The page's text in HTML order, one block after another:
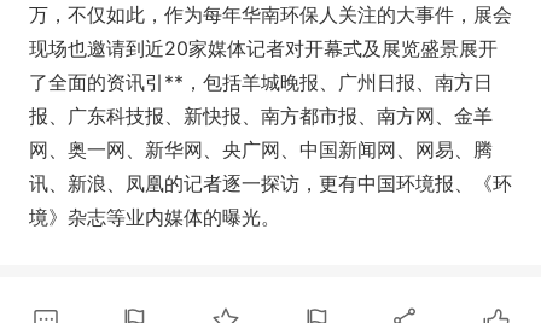
万，不仅如此，作为每年华南环保人关注的大事件，展会
现场也邀请到近20家媒体记者对开幕式及展览盛景展开
了全面的资讯引**，包括羊城晚报、广州日报、南方日
报、广东科技报、新快报、南方都市报、南方网、金羊
网、奥一网、新华网、央广网、中国新闻网、网易、腾
讯、新浪、凤凰的记者逐一探访，更有中国环境报、《环
境》杂志等业内媒体的曝光。